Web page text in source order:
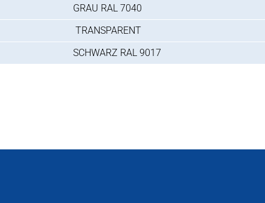
GRAU RAL 7040
TRANSPARENT
SCHWARZ RAL 9017